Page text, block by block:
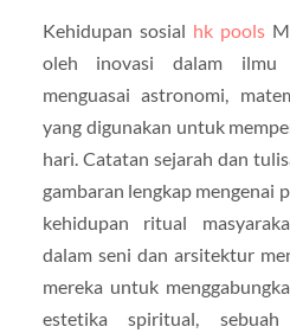
Kehidupan sosial hk pools
oleh inovasi dalam ilmu
menguasai astronomi,
yang digunakan untuk
hari. Catatan sejarah dan
gambaran lengkap mengenai
kehidupan ritual
dalam seni dan arsitektur
mereka untuk
estetika spiritual,